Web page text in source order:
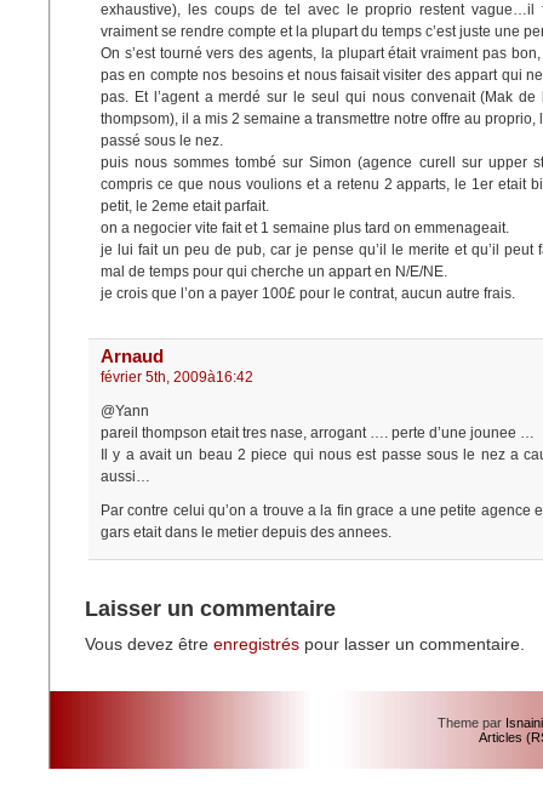
exhaustive), les coups de tel avec le proprio restent vague…il
vraiment se rendre compte et la plupart du temps c’est juste une
On s’est tourné vers des agents, la plupart était vraiment pas
pas en compte nos besoins et nous faisait visiter des appart qui
pas. Et l’agent a merdé sur le seul qui nous convenait (Mak de
thompsom), il a mis 2 semaine a transmettre notre offre au proprio,
passé sous le nez.
puis nous sommes tombé sur Simon (agence curell sur upper
compris ce que nous voulions et a retenu 2 apparts, le 1er etait
petit, le 2eme etait parfait.
on a negocier vite fait et 1 semaine plus tard on emmenageait.
je lui fait un peu de pub, car je pense qu’il le merite et qu’il peut
mal de temps pour qui cherche un appart en N/E/NE.
je crois que l’on a payer 100£ pour le contrat, aucun autre frais.
Arnaud
février 5th, 2009à16:42
@Yann
pareil thompson etait tres nase, arrogant …. perte d’une jounee …
Il y a avait un beau 2 piece qui nous est passe sous le nez a
aussi…
Par contre celui qu’on a trouve a la fin grace a une petite agence
gars etait dans le metier depuis des annees.
Laisser un commentaire
Vous devez être enregistrés pour lasser un commentaire.
Theme par
Articles